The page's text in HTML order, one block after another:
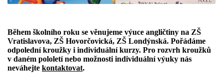
Během školního roku se věnujeme výuce angličtiny na ZŠ
Vratislavova, ZŠ Hovorčovická, ZŠ Londýnská. Pořádáme
odpolední kroužky i individuální kurzy. Pro rozvrh kroužků
v daném pololetí nebo možnosti individuální výuky nás
neváhejte kontaktovat.